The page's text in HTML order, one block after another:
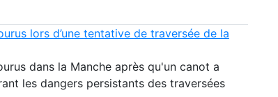
lors d’une tentative de traversée de la
dans la Manche après qu'un canot a
les dangers persistants des traversées